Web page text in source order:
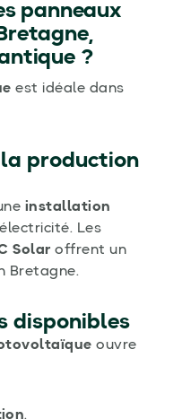
panneaux
?
est idéale dans
production
installation
Les
Solar offrent un
Bretagne.
disponibles
ouvre
.